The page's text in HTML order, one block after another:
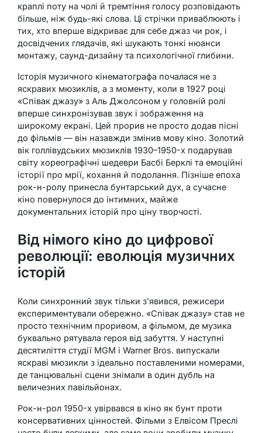
краплі поту на чолі й тремтіння голосу розповідають
більше, ніж будь-які слова. Ці стрічки приваблюють і
тих, хто вперше відкриває для себе джаз чи рок, і
досвідчених глядачів, які шукають тонкі нюанси
монтажу, саунд-дизайну та психологічної глибини.
Історія музичного кінематографа почалася не з
яскравих мюзиклів, а з моменту, коли в 1927 році
«Співак джазу» з Аль Джолсоном у головній ролі
вперше синхронізував звук і зображення на
широкому екрані. Цей прорив не просто додав пісні
до фільмів — він назавжди змінив мову кіно. Золотий
вік голлівудських мюзиклів 1930–1950-х подарував
світу хореографічні шедеври Басбі Берклі та емоційні
історії про мрії, кохання й подолання. Пізніше епоха
рок-н-ролу принесла бунтарський дух, а сучасне
кіно повернулося до інтимних, майже
документальних історій про ціну творчості.
Від німого кіно до цифрової
революції: еволюція музичних
історій
Коли синхронний звук тільки з’явився, режисери
експериментували обережно. «Співак джазу» став не
просто технічним проривом, а фільмом, де музика
буквально рятувала героя від забуття. У наступні
десятиліття студії MGM і Warner Bros. випускали
яскраві мюзикли з ідеально поставленими номерами,
де танцювальні сцени знімали в один дубль на
величезних павільйонах.
Рок-н-рол 1950-х увірвався в кіно як бунт проти
консервативних цінностей. Фільми з Елвісом Преслі